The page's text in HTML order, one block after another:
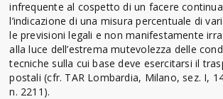
infrequente al cospetto di un facere
l’indicazione di una misura percentuale di
le previsioni legali e non manifestamente
alla luce dell’estrema mutevolezza delle
tecniche sulla cui base deve esercitarsi il
postali (cfr. TAR Lombardia, Milano, sez. I,
n. 2211).